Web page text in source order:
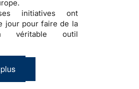
initiatives ont
jour pour faire de la
outil